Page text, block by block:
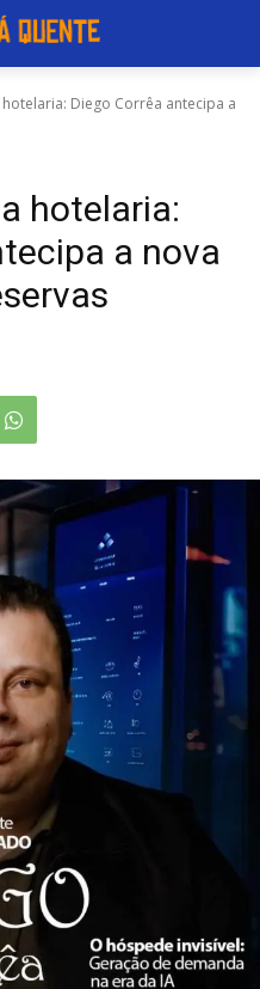
Diego Corrêa antecipa a
hotelaria:
a nova